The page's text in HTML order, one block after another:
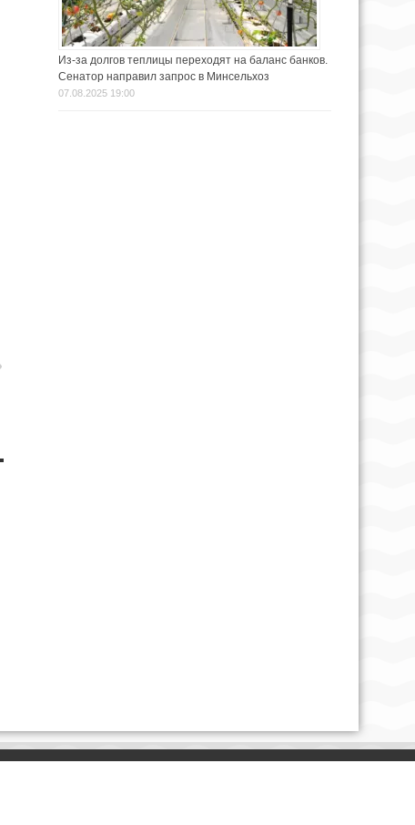
Из-за долгов теплицы переходят на баланс банков.
Сенатор направил запрос в Минсельхоз
07.08.2025 19:00